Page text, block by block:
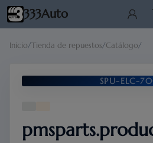
333Auto
Inicio/Tienda de repuestos/Catálogo/
SPU-ELC-